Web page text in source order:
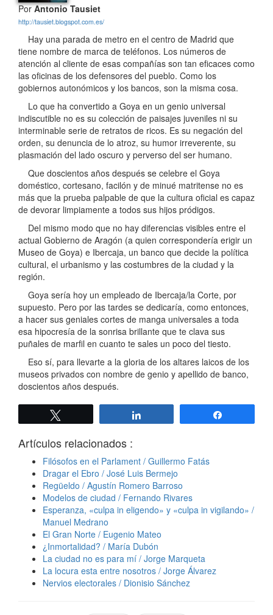
PorAntonio Tausiet
http://tausiet.blogspot.com.es/
Hay una parada de metro en el centro de Madrid que
tiene nombre de marca de teléfonos. Los números de
atención al cliente de esas compañías son tan eficaces como
las oficinas de los defensores del pueblo. Como los
gobiernos autonómicos y los bancos, son la misma cosa.
Lo que ha convertido a Goya en un genio universal
indiscutible no es su colección de paisajes juveniles ni su
interminable serie de retratos de ricos. Es su negación del
orden, su denuncia de lo atroz, su humor irreverente, su
plasmación del lado oscuro y perverso del ser humano.
Que doscientos años después se celebre el Goya
doméstico, cortesano, facilón y de minué matritense no es
más que la prueba palpable de que la cultura oficial es capaz
de devorar limpiamente a todos sus hijos pródigos.
Del mismo modo que no hay diferencias visibles entre el
actual Gobierno de Aragón (a quien correspondería erigir un
Museo de Goya) e Ibercaja, un banco que decide la política
cultural, el urbanismo y las costumbres de la ciudad y la
región.
Goya sería hoy un empleado de Ibercaja/la Corte, por
supuesto. Pero por las tardes se dedicaría, como entonces,
a hacer sus geniales cortes de manga universales a toda
esa hipocresía de la sonrisa brillante que te clava sus
puñales de marfil en cuanto te sales un poco del tiesto.
Eso sí, para llevarte a la gloria de los altares laicos de los
museos privados con nombre de genio y apellido de banco,
doscientos años después.
Artículos relacionados :
Filósofos en el Parlament / Guillermo Fatás
Dragar el Ebro / José Luis Bermejo
Regüeldo / Agustín Romero Barroso
Modelos de ciudad / Fernando Rivares
Esperanza, «culpa in eligendo» y «culpa in vigilando» /
Manuel Medrano
El Gran Norte / Eugenio Mateo
¿Inmortalidad? / María Dubón
La ciudad no es para mí / Jorge Marqueta
La locura esta entre nosotros / Jorge Álvarez
Nervios electorales / Dionisio Sánchez